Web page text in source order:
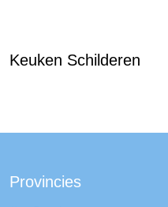
Keuken Schilderen
Provincies